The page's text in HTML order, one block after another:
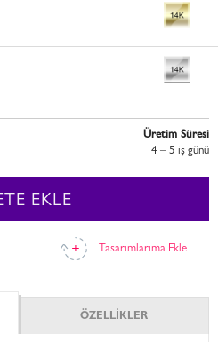
Tasarımlarıma Ekle
Üretim Süresi
4 – 5 i̇ş günü
EKLE
ÖZELLİKLER